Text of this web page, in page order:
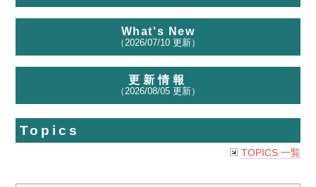
What's New
（2026/07/10 更新）
更新情報
（2026/08/05 更新）
Topics
TOPICS 一覧